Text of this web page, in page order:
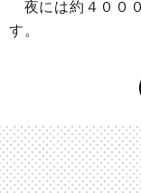
夜には約４００
す。